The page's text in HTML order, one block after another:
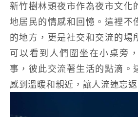
新竹樹林頭夜市作為夜市文化
地居民的情感和回憶。這裡不
的地方，更是社交和交流的場
可以看到人們圍坐在小桌旁
事，彼此交流著生活的點滴。
感到溫暖和親近，讓人流連忘返